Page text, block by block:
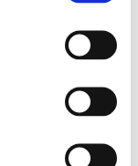
3-retters menu
Havnekontoret,